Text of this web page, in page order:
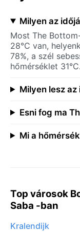
Milyen az
Most The
28°C van,
78%, a szél
hőmérséklet 31°C.
Milyen lesz
Esni fog ma
Mi a
Top városok
Saba -ban
Kralendijk